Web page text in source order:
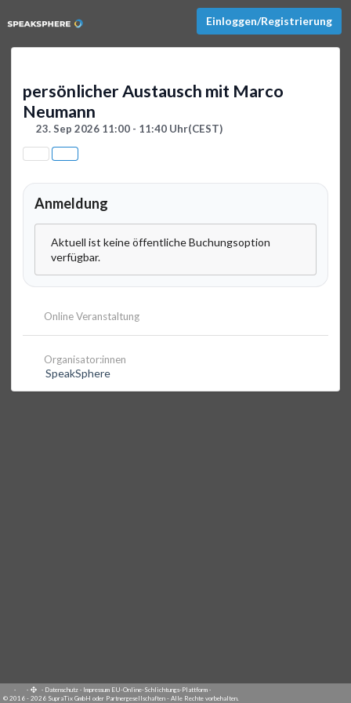
Einloggen/Registrierung
persönlicher Austausch mit Marco
Neumann
23. Sep 2026 11:00 - 11:40 Uhr(CEST)
Anmeldung
Aktuell ist keine öffentliche Buchungsoption
verfügbar.
Online Veranstaltung
Organisator:innen
SpeakSphere
· · · Datenschutz · Impressum EU-Online-Schlichtungs-Plattform ·
© 2016 - 2026 SupraTix GmbH oder Partnergesellschaften - Alle Rechte vorbehalten.